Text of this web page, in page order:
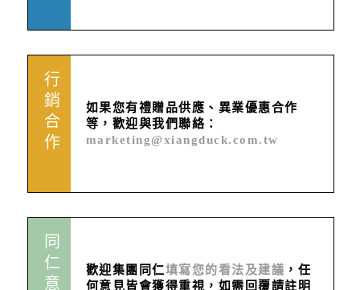
行銷合作
如果您有禮贈品供應、異業優惠合作
等，歡迎與我們聯絡：
marketing@xiangduck.com.tw
歡迎集團同仁填寫您的看法及建議 ，任
何意見皆會獲得重視，如需回覆請註明